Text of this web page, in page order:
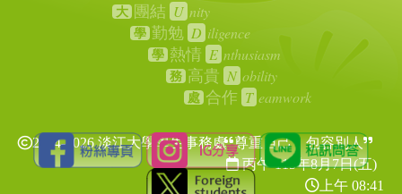
大 團結 U nity
學 勤勉 D iligence
學 熱情 E nthusiasm
務 高貴 N obility
處 合作 T eamwork
2024-2026 淡江大學學生事務處 尊重自己，包容別人
丙午 115年8月7日(五)
上午 08:41